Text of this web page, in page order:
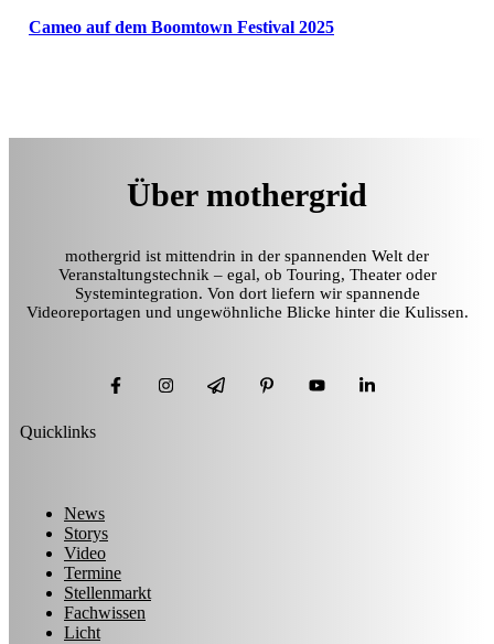
Cameo auf dem Boomtown Festival 2025
Über mothergrid
mothergrid ist mittendrin in der spannenden Welt der
Veranstaltungstechnik – egal, ob Touring, Theater oder
Systemintegration. Von dort liefern wir spannende
Videoreportagen und ungewöhnliche Blicke hinter die Kulissen.
Quicklinks
News
Storys
Video
Termine
Stellenmarkt
Fachwissen
Licht